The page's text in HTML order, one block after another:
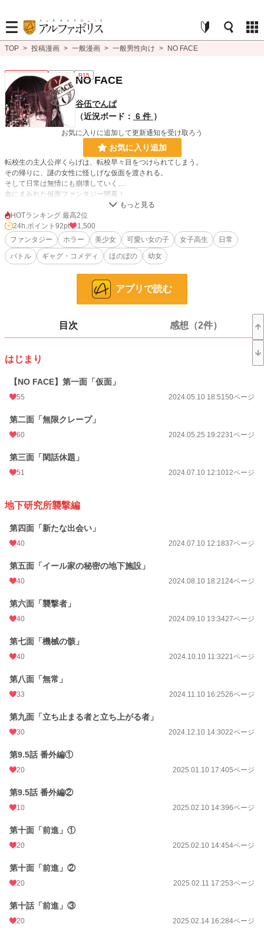
TOP > 投稿漫画 > 一般漫画 > 一般男性向け > NO FACE
一般男性向け 連載中 R15
NO FACE
谷伍でんぱ
（近況ボード： 6 件 ）
お気に入りに追加して更新通知を受け取ろう
お気に入り追加
転校生の主人公岸くらげは、転校早々目をつけられてしまう。
その帰りに、謎の女性に怪しげな仮面を渡される。
そして日常は無情にも崩壊していく…
血にまみれた仮面ファンタジー開幕！
君はその仮面に何を望みますか？
漫画 55 位 / 8,555 件
一般男性向け 18 位 / 2,374 件
539
初回公開日時
週間ポイント 133 pt (201 位)
HOTランキング 最高2位
24h.ポイント 92pt
1,500
ファンタジー
ホラー 美少女 可愛い女の子 女子高生
日常
バトル
ギャグ・コメディ ほのぼの 幼女
アプリで読む
目次 感想（2件）
はじまり
【NO FACE】第一面「仮面」
55 2024.05.10 18:5150ページ
第二面「無限クレープ」
60 2024.05.25 19:2231ページ
第三面「閑話休題」
51 2024.07.10 12:1012ページ
地下研究所襲撃編
第四面「新たな出会い」
40 2024.07.10 12:1837ページ
第五面「イール家の秘密の地下施設」
40 2024.08.10 18:2124ページ
第六面「襲撃者」
40 2024.09.10 13:3427ページ
第七面「機械の骸」
40 2024.10.10 11:3221ページ
第八面「無常」
33 2024.11.10 16:2526ページ
第九面「立ち止まる者と立ち上がる者」
30 2024.12.10 14:3022ページ
第9.5話 番外編①
20 2025.01.10 17:405ページ
第9.5話 番外編②
10 2025.02.10 14:396ページ
第十面「前進」①
20 2025.02.10 14:454ページ
第十面「前進」②
20 2025.02.11 17:253ページ
第十話「前進」③
20 2025.02.14 16:284ページ